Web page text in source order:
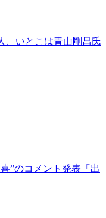
、いとこは青山剛昌氏
”のコメント発表「出